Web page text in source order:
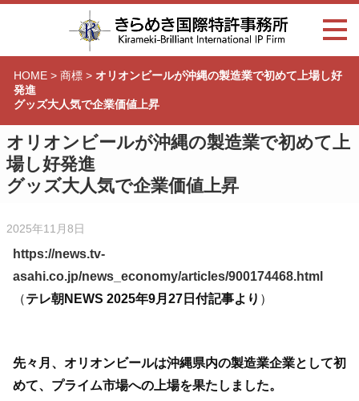
HOME> 商標> オリオンビールが沖縄の製造業で初めて上場し好
発進
グッズ大人気で企業価値上昇
オリオンビールが沖縄の製造業で初めて上
場し好発進
グッズ大人気で企業価値上昇
2025年11月8日
https://news.tv-
asahi.co.jp/news_economy/articles/900174468.html
（テレ朝NEWS 2025年9月27日付記事より ）
先々月、オリオンビールは沖縄県内の製造業企業として初
めて、プライム市場への上場を果たしました。